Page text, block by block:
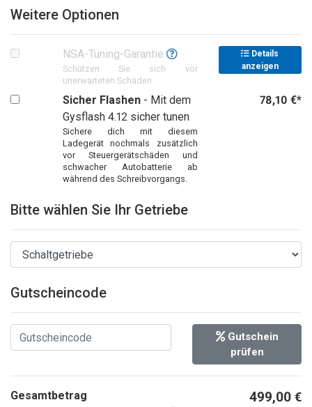
Weitere Optionen
NSA-Tuning-Garantie
Schützen Sie sich vor
unerwarteten Schäden
Details
anzeigen
Sicher Flashen- Mit dem
Gysflash 4.12 sicher tunen
Sichere dich mit diesem
Ladegerät nochmals zusätzlich
vor Steuergerätschäden und
schwacher Autobatterie ab
während des Schreibvorgangs.
78,10 €*
Bitte wählen Sie Ihr Getriebe
Gutscheincode
Gutschein
prüfen
Gesamtbetrag 499,00 €